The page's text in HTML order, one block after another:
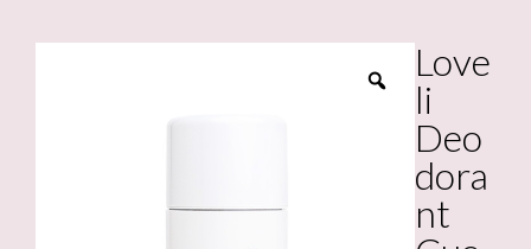
Love
li
Deo
dora
nt